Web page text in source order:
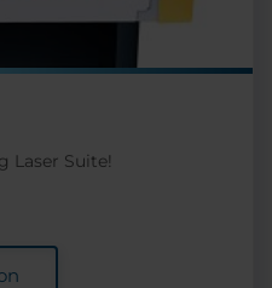
Laser Suite!